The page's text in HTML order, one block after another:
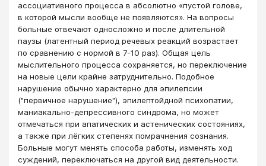
ассоциативного процесса в абсолютно «пустой голове,
в которой мысли вообще не появляются». На вопросы
больные отвечают односложно и после длительной
паузы (латентный период речевых реакций возрастает
по сравнению с нормой в 7-10 раз). Общая цель
мыслительного процесса сохраняется, но переключение
на новые цели крайне затруднительно. Подобное
нарушение обычно характерно для эпилепсии
("первичное нарушение"), эпилептойдной психопатии,
маниакально-депрессивного синдрома, но может
отмечаться при апатических и астенических состояниях,
а также при лёгких степенях помрачнения сознания.
Больные могут менять способа работы, изменять ход
суждений, переключаться на другой вид деятельности.